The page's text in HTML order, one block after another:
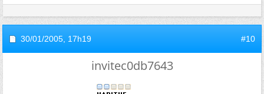
30/01/2005, 17h19 #10
invitec0db7643